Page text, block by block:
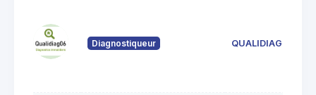
Diagnostiqueur QUALIDIAG 06